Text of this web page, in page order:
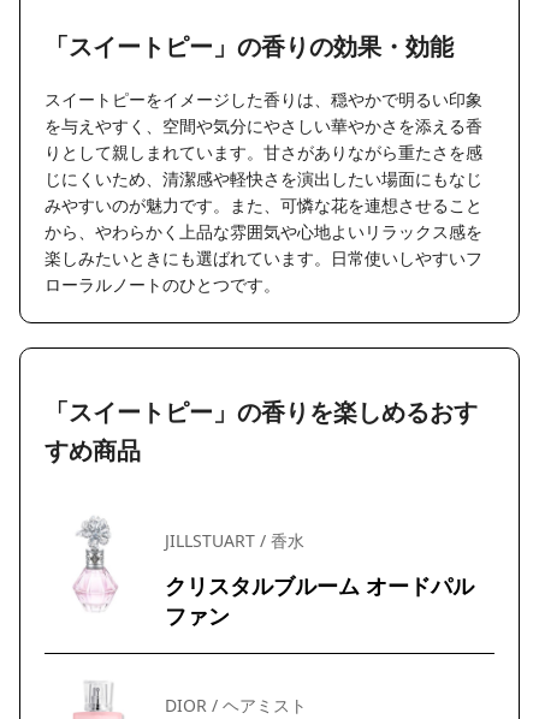
「スイートピー」の香りの効果・効能
スイートピーをイメージした香りは、穏やかで明るい印象
を与えやすく、空間や気分にやさしい華やかさを添える香
りとして親しまれています。甘さがありながら重たさを感
じにくいため、清潔感や軽快さを演出したい場面にもなじ
みやすいのが魅力です。また、可憐な花を連想させること
から、やわらかく上品な雰囲気や心地よいリラックス感を
楽しみたいときにも選ばれています。日常使いしやすいフ
ローラルノートのひとつです。
「スイートピー」の香りを楽しめるおす
すめ商品
JILLSTUART / 香水
クリスタルブルーム オードパル
ファン
DIOR / ヘアミスト